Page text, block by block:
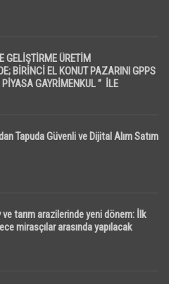
GELİŞTİRME ÜRETİM
BİRİNCİ EL KONUT PAZARINI GPPS
PİYASA GAYRİMENKUL ” İLE
Tapuda Güvenli ve Dijital Alım Satım
tarım arazilerinde yeni dönem: İlk
mirasçılar arasında yapılacak